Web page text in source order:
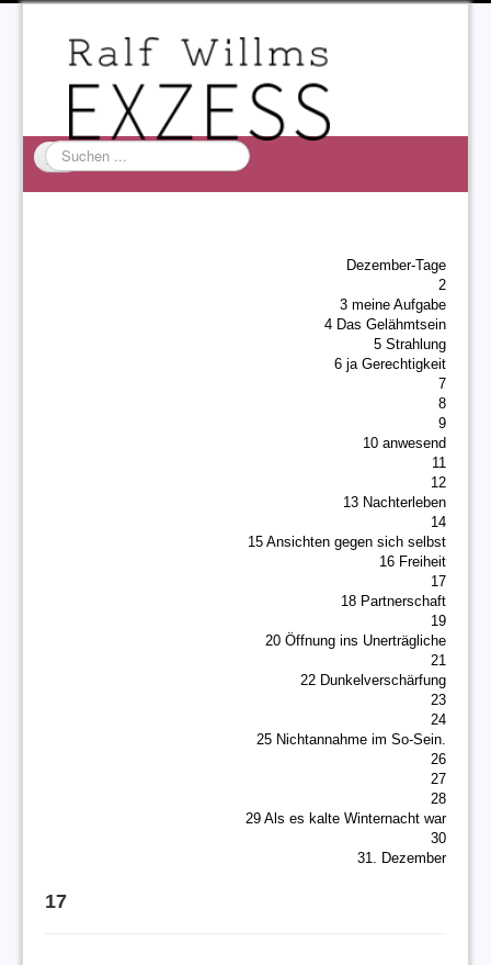
Suchen
...
Dezember-Tage
2
3 meine Aufgabe
4 Das Gelähmtsein
5 Strahlung
6 ja Gerechtigkeit
7
8
9
10 anwesend
11
12
13 Nachterleben
14
15 Ansichten gegen sich selbst
16 Freiheit
17
18 Partnerschaft
19
20 Öffnung ins Unerträgliche
21
22 Dunkelverschärfung
23
24
25 Nichtannahme im So-Sein.
26
27
28
29 Als es kalte Winternacht war
30
31. Dezember
17